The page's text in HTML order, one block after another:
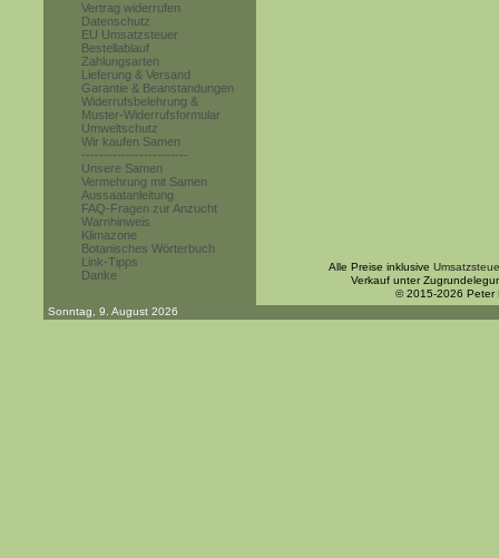
Vertrag widerrufen
Datenschutz
EU Umsatzsteuer
Bestellablauf
Zahlungsarten
Lieferung & Versand
Garantie & Beanstandungen
Widerrufsbelehrung &
Muster-Widerrufsformular
Umweltschutz
Wir kaufen Samen
------------------------
Unsere Samen
Vermehrung mit Samen
Aussaatanleitung
FAQ-Fragen zur Anzucht
Warnhinweis
Klimazone
Botanisches Wörterbuch
Link-Tipps
Danke
Alle Preise inklusive
Verkauf unter
© 2015-2026 Peter
Sonntag, 9. August 2026